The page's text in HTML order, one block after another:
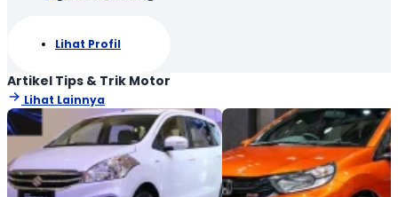
Lihat Profil
Artikel Tips & Trik Motor
Lihat Lainnya